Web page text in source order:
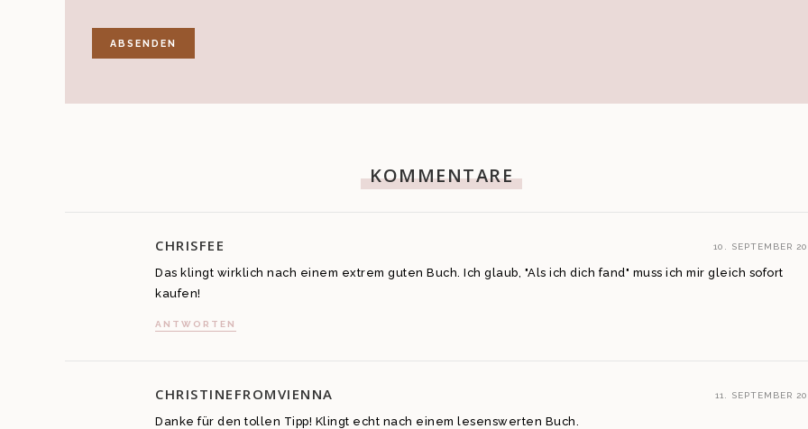
KOMMENTARE
CHRISFEE 10. SEPTEMBER
Das klingt wirklich nach einem extrem guten Buch. Ich glaub, "Als ich dich fand" muss ich mir gleich sofort
kaufen!
ANTWORTEN
CHRISTINEFROMVIENNA 11. SEPTEMBER
Danke für den tollen Tipp! Klingt echt nach einem lesenswerten Buch.